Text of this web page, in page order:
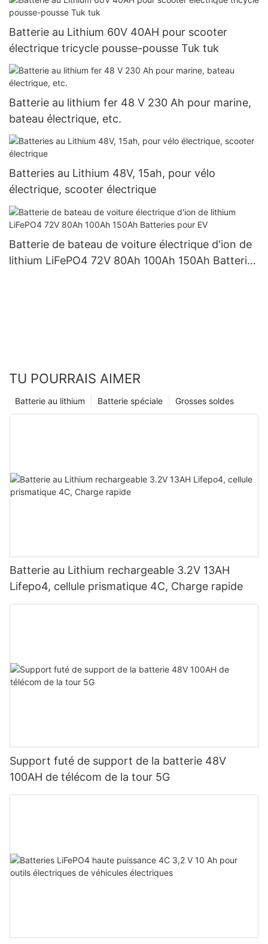
Batterie au Lithium 60V 40AH pour scooter
électrique tricycle pousse-pousse Tuk tuk
Batterie au lithium fer 48 V 230 Ah pour marine,
bateau électrique, etc.
Batteries au Lithium 48V, 15ah, pour vélo
électrique, scooter électrique
Batterie de bateau de voiture électrique d'ion de
lithium LiFePO4 72V 80Ah 100Ah 150Ah Batteries
TU POURRAIS AIMER
Grosses soldes
Batterie spéciale
Batterie au lithium
Batterie au Lithium rechargeable 3.2V 13AH
Lifepo4, cellule prismatique 4C, Charge rapide
Support futé de support de la batterie 48V
100AH ​​de télécom de la tour 5G